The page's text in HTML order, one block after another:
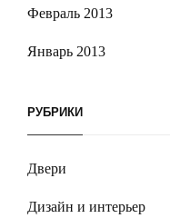
Февраль 2013
Январь 2013
РУБРИКИ
Двери
Дизайн и интерьер